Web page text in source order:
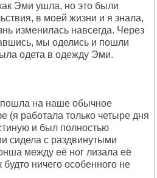
Эми ушла, но это были
в моей жизни и я знала,
изменилась навсегда. Через
мы оделись и пошли
одета в одежду Эми.
пошла на наше обычное
(я работала только четыре дня
и был полностью
сидела с раздвинутыми
между её ног лизала её
будто ничего особенного не